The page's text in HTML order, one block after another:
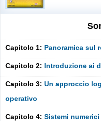
Capitolo 1: Panoramica sul
Capitolo 2: Introduzione ai
Capitolo 3: Un approccio
operativo
Capitolo 4: Sistemi numerici